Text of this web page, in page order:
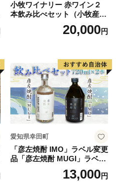
小牧ワイナリー 赤ワイン２
本飲み比べセット（小牧産ぶ
どう100％使用）20,000円
愛知県幸田町
「彦左焼酎 IMO」ラベル変更
品「彦左焼酎 MUGI」ラベル
変更品 飲み比べ セット 合計
2本 720ml×各1本 25度 焼酎
13,000円